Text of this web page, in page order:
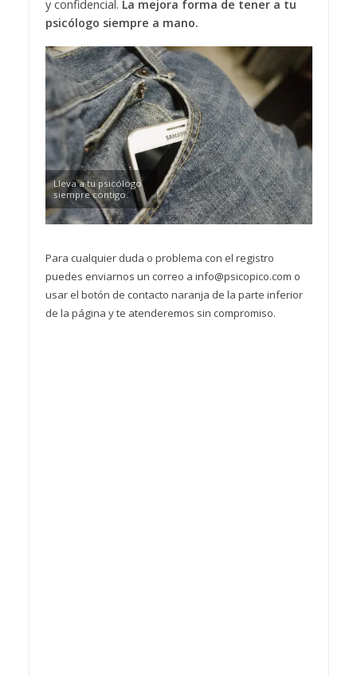
y confidencial. La mejora forma de tener a tu
psicólogo siempre a mano.
Lleva a tu psicólogo
siempre contigo.
Para cualquier duda o problema con el registro
puedes enviarnos un correo a info@psicopico.com o
usar el botón de contacto naranja de la parte inferior
de la página y te atenderemos sin compromiso.